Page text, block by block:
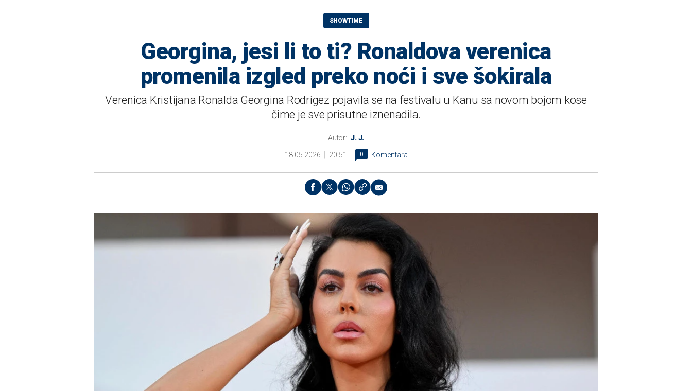
SHOWTIME
Georgina, jesi li to ti? Ronaldova verenica
promenila izgled preko noći i sve šokirala
Verenica Kristijana Ronalda Georgina Rodrigez pojavila se na festivalu u Kanu sa novom bojom kose
čime je sve prisutne iznenadila.
Autor: J. J.
18.05.2026 20:51 0 Komentara